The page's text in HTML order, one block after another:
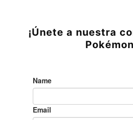
¡Únete a nuestra